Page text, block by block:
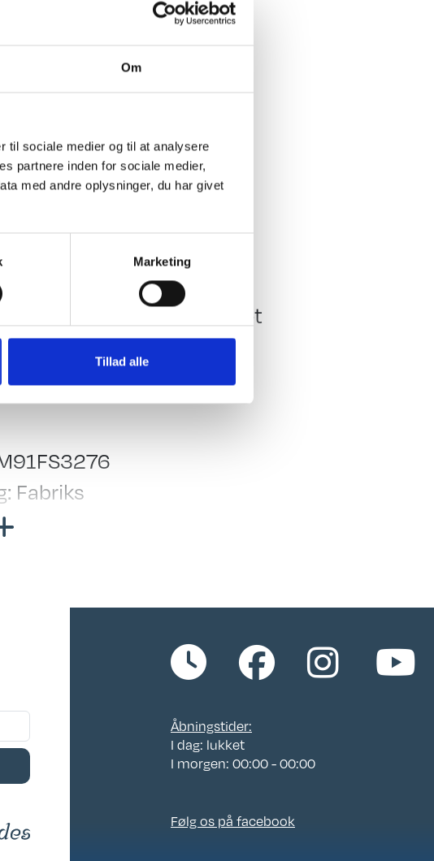
Om
til sociale medier og til at analysere
partnere inden for sociale medier,
med andre oplysninger, du har givet
Marketing
Tillad alle
fra Hinshøj
standardudstyret er denne
polster, Gulvtemperering,
AnnTex Topmadras.
Stik
Køkken - Bad & Toilet
Toiletrum
Kassettetoilet
Brusekabine
Køleskab
Emhætte
Fabriks
Klar til
4-6
Åbningstider:
I dag: lukket
I morgen: 00:00 - 00:00
Følg os på facebook